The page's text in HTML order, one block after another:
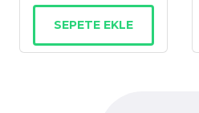
SEPETE EKLE